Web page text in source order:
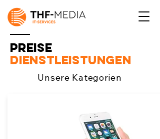
Preise
Dienstleistungen
Unsere Kategorien